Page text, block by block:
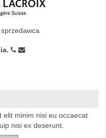
elit minim nisi eu occaecat
nisi ex deserunt.